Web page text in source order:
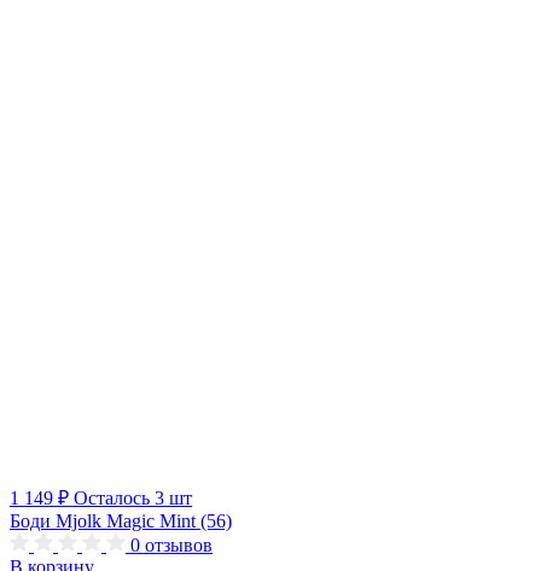
1 149 ₽ Осталось 3 шт
Боди Mjolk Magic Mint (56)
0 отзывов
В корзину